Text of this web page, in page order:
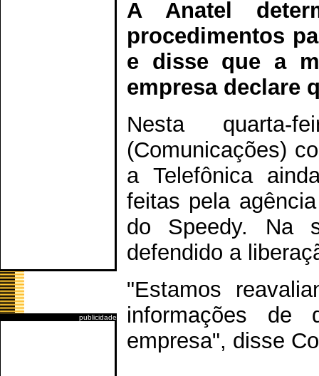
publicidade
A Anatel
procedimentos
e disse que a
empresa declare
Nesta
(Comunicações)
a Telefônica
feitas pela
do Speedy. Na
defendido a
"Estamos
informações de
empresa", disse